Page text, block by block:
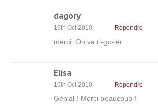
dagory
19th Oct 2010 Répondre
merci. On va ri-go-ler
Elisa
19th Oct 2010 Répondre
Génial ! Merci beaucoup !